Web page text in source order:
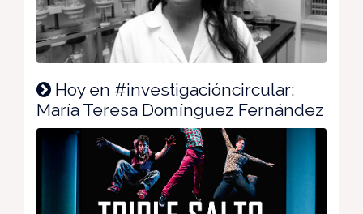
Hoy en #investigacióncircular:
María Teresa Domínguez Fernández